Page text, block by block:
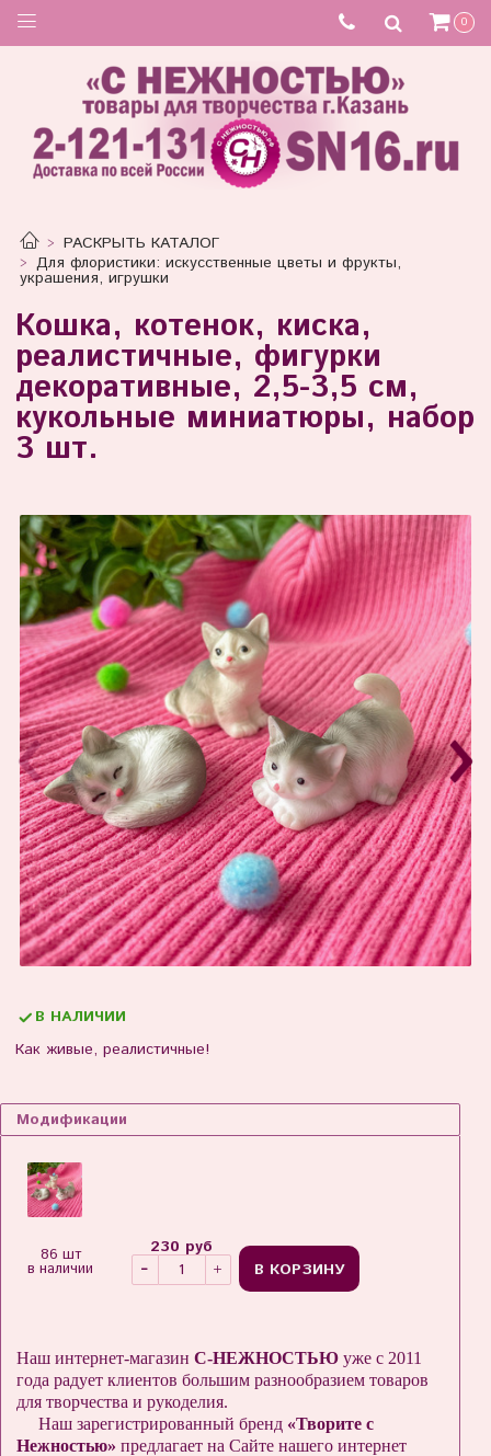
0
РАСКРЫТЬ КАТАЛОГ
Для флористики: искусственные цветы и фрукты,
украшения, игрушки
Кошка, котенок, киска,
реалистичные, фигурки
декоративные, 2,5-3,5 см,
кукольные миниатюры, набор
3 шт.
Как живые, реалистичные!
В НАЛИЧИИ
Модификации
86 шт
в наличии
230 руб
В КОРЗИНУ
Наш интернет-магазин С-НЕЖНОСТЬЮ уже с 2011
года радует клиентов большим разнообразием товаров
для творчества и рукоделия.
Наш зарегистрированный бренд «Творите с
Нежностью» предлагает на Сайте нашего интернет